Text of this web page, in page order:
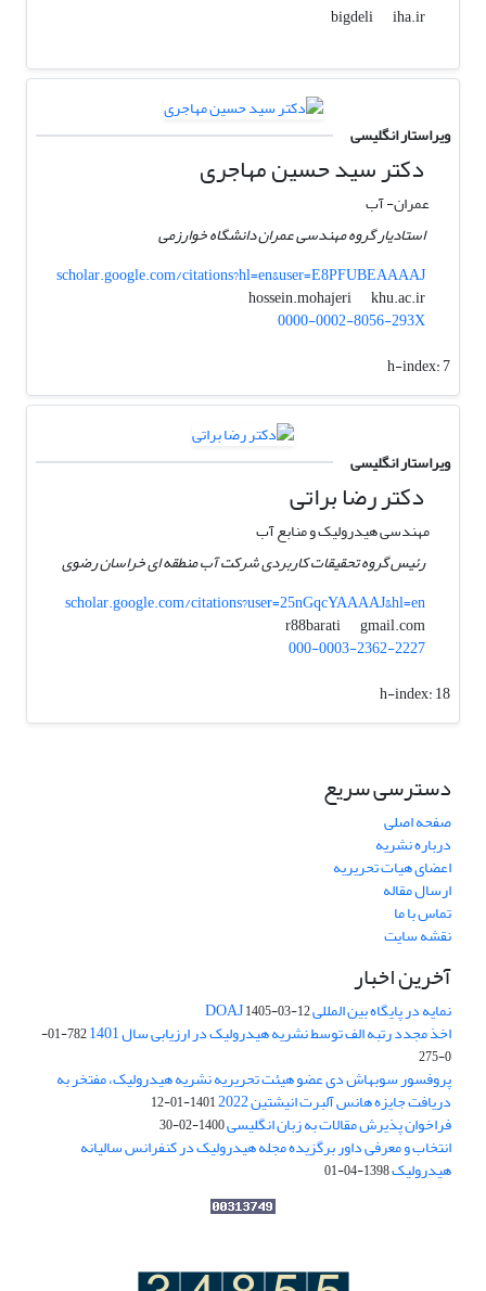
bigdeli
iha.ir
ویراستار انگلیسی
دکتر سید حسین مهاجری
عمران- آب
استادیار گروه مهندسی عمران دانشگاه خوارزمی
scholar.google.com/citations?hl=en&user=E8PFUBEAAAAJ
hossein.mohajeri
khu.ac.ir
0000-0002-8056-293X
h-index:7
ویراستار انگلیسی
دکتر رضا براتی
مهندسی هیدرولیک و منابع آب
رئیس گروه تحقیقات کاربردی شرکت آب منطقه ای خراسان رضوی
scholar.google.com/citations?user=25nGqcYAAAAJ&hl=en
r88barati
gmail.com
000-0003-2362-2227
h-index:18
دسترسی سریع
صفحه اصلی
درباره نشریه
اعضای هیات تحریریه
ارسال مقاله
تماس با ما
نقشه سایت
آخرین اخبار
نمایه در پایگاه بین المللی DOAJ1405-03-12
اخذ مجدد رتبه الف توسط نشریه هیدرولیک در ارزیابی سال 1401
782-01-
0-275
پروفسور سوبهاش دی عضو هیئت تحریریه نشریه هیدرولیک، مفتخر به
دریافت جایزه هانس آلبرت انیشتین 2022 1401-01-12
فراخوان پذیرش مقالات به زبان انگلیسی1400-02-30
انتخاب و معرفی داور برگزیده مجله هیدرولیک در کنفرانس سالیانه
هیدرولیک1398-04-01